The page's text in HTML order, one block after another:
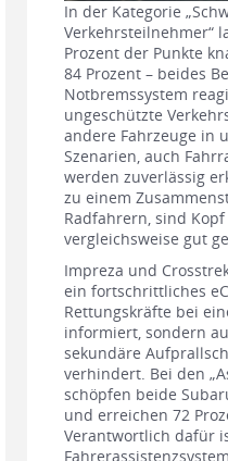
In der Kategorie
Verkehrsteilnehmer“
Prozent der Punkte
84 Prozent – beides
Notbremssystem
ungeschützte
andere Fahrzeuge in
Szenarien, auch
werden zuverlässig
zu einem
Radfahrern, sind
vergleichsweise gut
Impreza und
ein fortschrittliches
Rettungskräfte bei
informiert, sondern
sekundäre
verhindert. Bei den
schöpfen beide
und erreichen 72
Verantwortlich dafür